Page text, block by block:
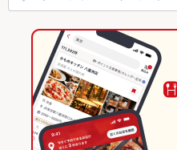
バリアフリ
なし
駐車場 あり ：7台
その他設備
多治見駅 × 中華
多治見駅 × 中華全般
岐阜
岐阜 × 中華
岐阜 × 中華全般
岐阜の中華ランキング
岐阜の中華全般ランキング
多治見・土岐のグルメランキング
多治見市のグルメランキング